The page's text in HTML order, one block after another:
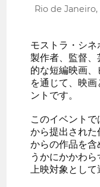
Rio de Janeiro,
モストラ・シ
製作者、監督
的な短編映画
を通じて、映
ントです。
このイベント
から提出され
からの作品を
うかにかかわ
上映対象として